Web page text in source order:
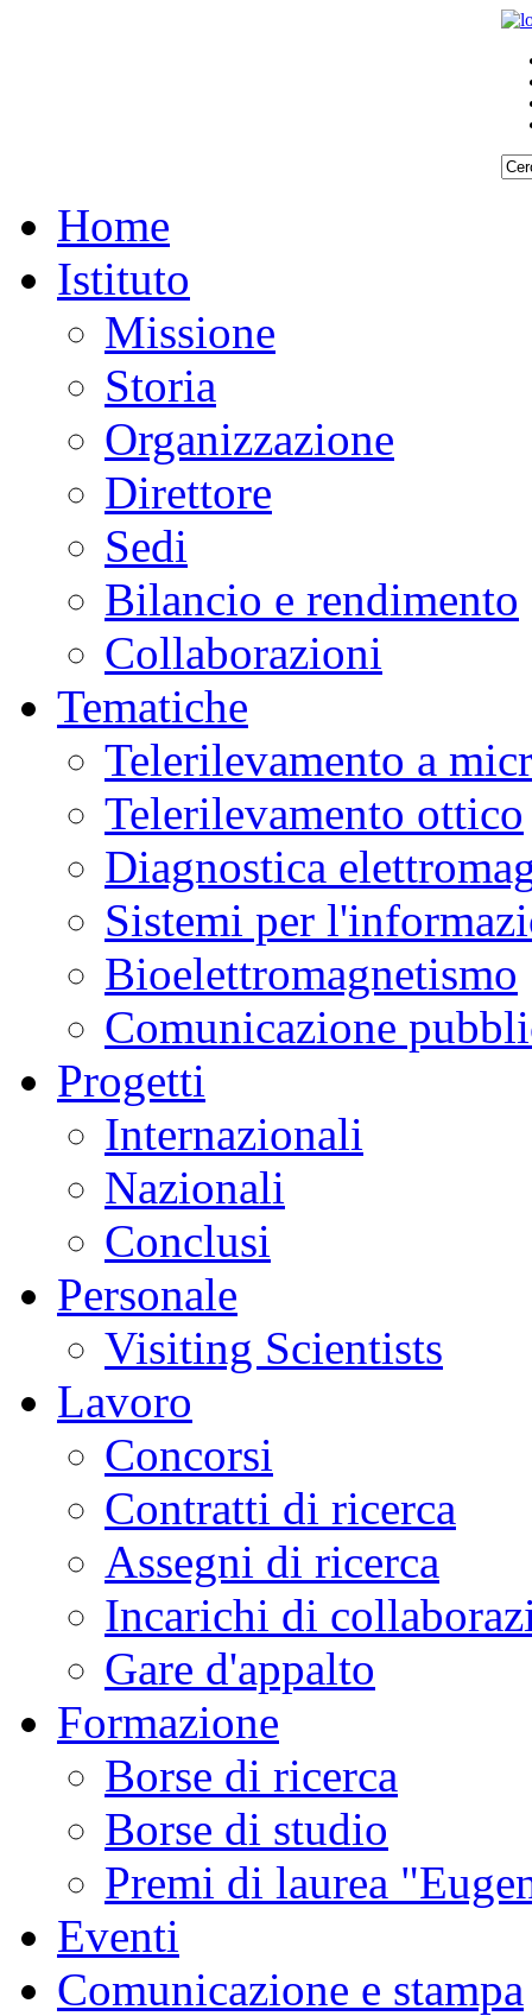
Home
Istituto
Missione
Storia
Organizzazione
Direttore
Sedi
Bilancio e rendimento
Collaborazioni
Tematiche
Telerilevamento a
Telerilevamento ottico
Diagnostica
Sistemi per
Bioelettromagnetismo
Comunicazione
Progetti
Internazionali
Nazionali
Conclusi
Personale
Visiting Scientists
Lavoro
Concorsi
Contratti di ricerca
Assegni di ricerca
Incarichi di
Gare d'appalto
Formazione
Borse di ricerca
Borse di studio
Premi di laurea
Eventi
Comunicazione e stampa